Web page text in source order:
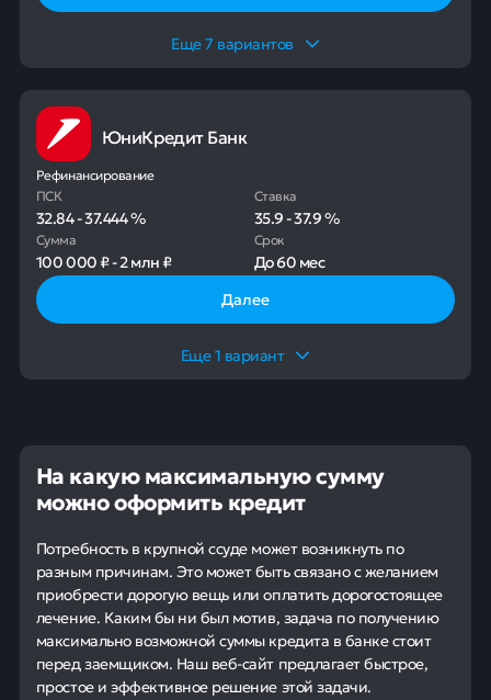
Еще7 вариантов
ЮниКредит Банк
Рефинансирование
ПСК
32.84-37.444%
Ставка
35.9-37.9%
Сумма
100 000 ₽-2 млн ₽
Срок
До60 мес
Далее
Еще1 вариант
На какую максимальную сумму
можно оформить кредит
Потребность в крупной ссуде может возникнуть по
разным причинам. Это может быть связано с желанием
приобрести дорогую вещь или оплатить дорогостоящее
лечение. Каким бы ни был мотив, задача по получению
максимально возможной суммы кредита в банке стоит
перед заемщиком. Наш веб-сайт предлагает быстрое,
простое и эффективное решение этой задачи.